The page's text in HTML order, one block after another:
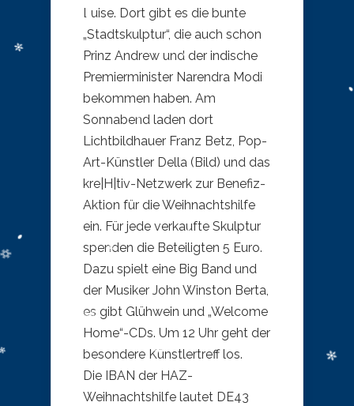
Luise. Dort gibt es die bunte
„Stadtskulptur“, die auch schon
Prinz Andrew und der indische
Premierminister Narendra Modi
bekommen haben. Am
Sonnabend laden dort
Lichtbildhauer Franz Betz, Pop-
Art-Künstler Della (Bild) und das
kre|H|tiv-Netzwerk zur Benefiz-
Aktion für die Weihnachtshilfe
ein. Für jede verkaufte Skulptur
spenden die Beteiligten 5 Euro.
Dazu spielt eine Big Band und
der Musiker John Winston Berta,
es gibt Glühwein und „Welcome
Home“-CDs. Um 12 Uhr geht der
besondere Künstlertreff los.
Die IBAN der HAZ-
Weihnachtshilfe lautet DE43